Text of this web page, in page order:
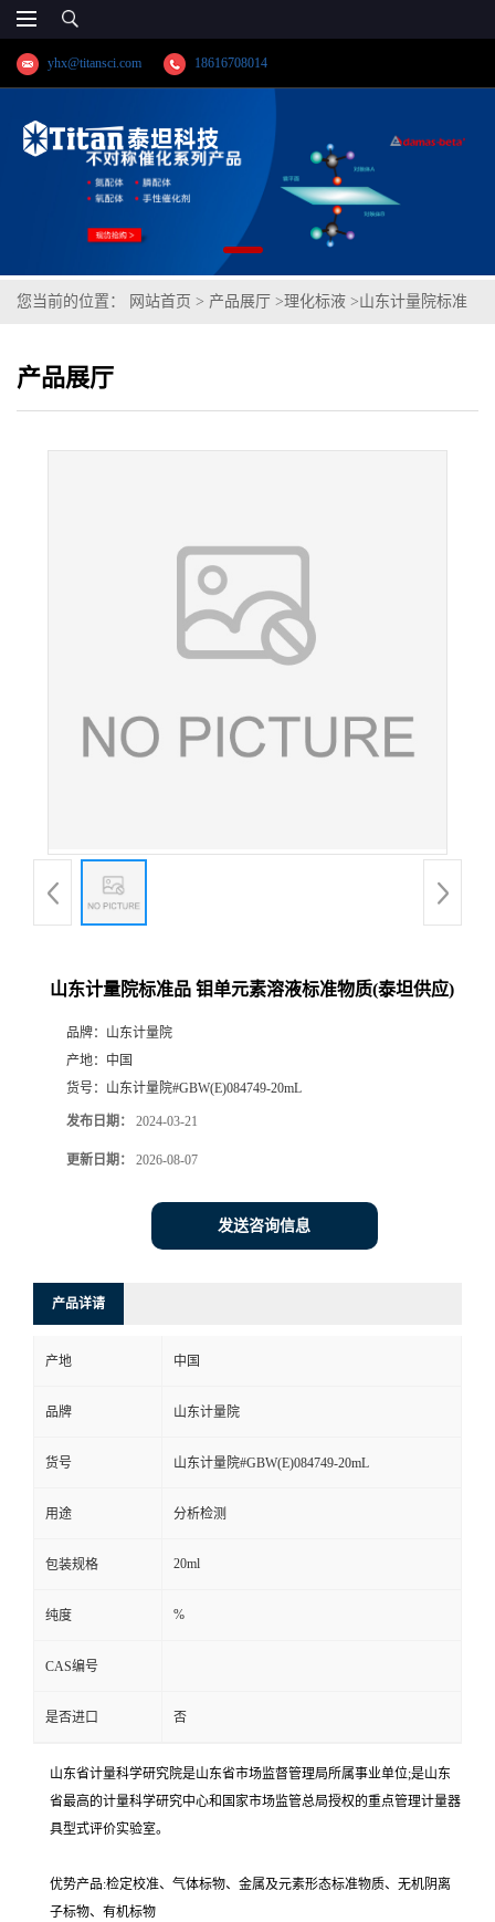
yhx@titansci.com 18616708014
您当前的位置： 网站首页 > 产品展厅 >理化标液 >山东计量院标准
产品展厅
山东计量院标准品 钼单元素溶液标准物质(泰坦供应)
品牌： 山东计量院
产地： 中国
货号： 山东计量院#GBW(E)084749-20mL
发布日期： 2024-03-21
更新日期： 2026-08-07
发送咨询信息
产品详请
产地 中国
品牌 山东计量院
货号 山东计量院#GBW(E)084749-20mL
用途 分析检测
包装规格 20ml
纯度 %
CAS编号
是否进口 否
山东省计量科学研究院是山东省市场监督管理局所属事业单位;是山东
省最高的计量科学研究中心和国家市场监管总局授权的重点管理计量器
具型式评价实验室。
优势产品:检定校准、气体标物、金属及元素形态标准物质、无机阴离
子标物、有机标物